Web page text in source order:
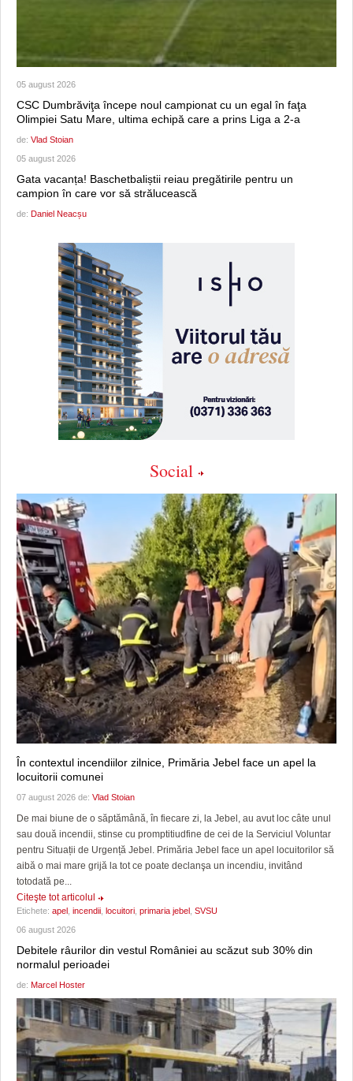
05 august 2026
CSC Dumbrăviţa începe noul campionat cu un egal în faţa
Olimpiei Satu Mare, ultima echipă care a prins Liga a 2-a
de: Vlad Stoian
05 august 2026
Gata vacanța! Baschetbaliștii reiau pregătirile pentru un
campion în care vor să strălucească
de: Daniel Neacșu
Social
În contextul incendiilor zilnice, Primăria Jebel face un apel la
locuitorii comunei
07 august 2026 de: Vlad Stoian
De mai biune de o săptămână, în fiecare zi, la Jebel, au avut loc câte unul
sau două incendii, stinse cu promptitiudfine de cei de la Serviciul Voluntar
pentru Situații de Urgență Jebel. Primăria Jebel face un apel locuitorilor să
aibă o mai mare grijă la tot ce poate declanşa un incendiu, invitând
totodată pe...
Citeşte tot articolul
Etichete: apel , incendii, locuitori, primaria jebel , SVSU
06 august 2026
Debitele râurilor din vestul României au scăzut sub 30% din
normalul perioadei
de: Marcel Hoster